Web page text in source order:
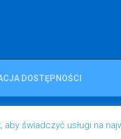
DOSTĘPNOŚCI
świadczyć usługi na